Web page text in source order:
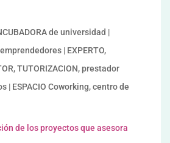
de universidad |
| EXPERTO,
TUTORIZACION, prestador
| ESPACIO Coworking, centro de
de los proyectos que asesora